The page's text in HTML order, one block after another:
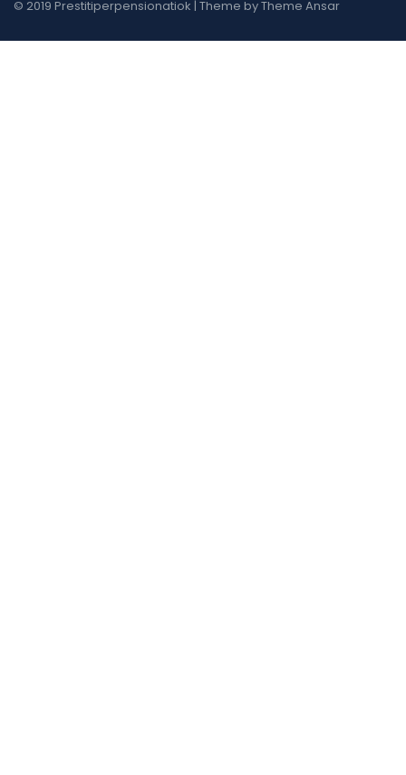
© 2019 Prestitiperpensionatiok | Theme byTheme Ansar